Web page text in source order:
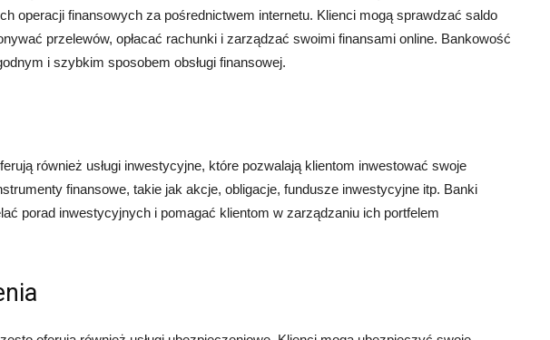
operacji finansowych za pośrednictwem internetu. Klienci mogą sprawdzać saldo
przelewów, opłacać rachunki i zarządzać swoimi finansami online. Bankowość
i szybkim sposobem obsługi finansowej.
również usługi inwestycyjne, które pozwalają klientom inwestować swoje
finansowe, takie jak akcje, obligacje, fundusze inwestycyjne itp. Banki
porad inwestycyjnych i pomagać klientom w zarządzaniu ich portfelem